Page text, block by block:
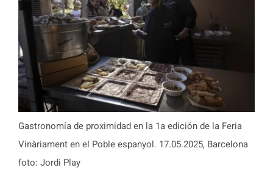
Gastronomía de proximidad en la 1a edición de la Feria
Vinàriament en el Poble espanyol. 17.05.2025, Barcelona
foto: Jordi Play